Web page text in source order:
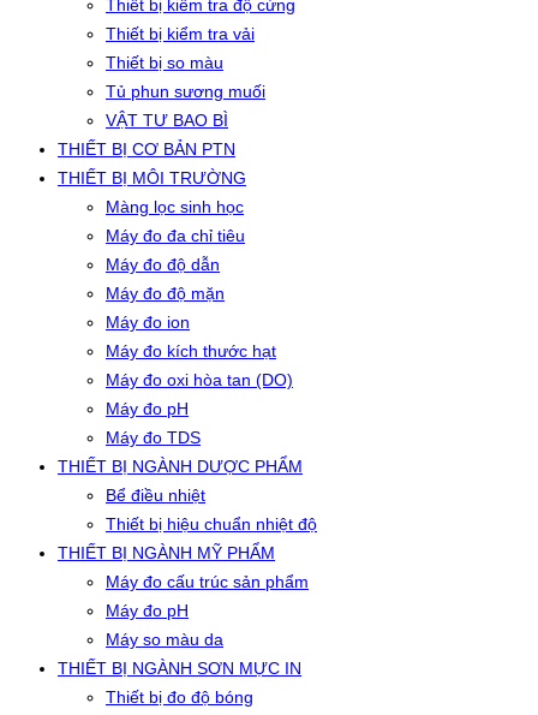
Thiết bị kiểm tra độ cứng
Thiết bị kiểm tra vải
Thiết bị so màu
Tủ phun sương muối
VẬT TƯ BAO BÌ
THIẾT BỊ CƠ BẢN PTN
THIẾT BỊ MÔI TRƯỜNG
Màng lọc sinh học
Máy đo đa chỉ tiêu
Máy đo độ dẫn
Máy đo độ mặn
Máy đo ion
Máy đo kích thước hạt
Máy đo oxi hòa tan (DO)
Máy đo pH
Máy đo TDS
THIẾT BỊ NGÀNH DƯỢC PHẨM
Bể điều nhiệt
Thiết bị hiệu chuẩn nhiệt độ
THIẾT BỊ NGÀNH MỸ PHẨM
Máy đo cấu trúc sản phẩm
Máy đo pH
Máy so màu da
THIẾT BỊ NGÀNH SƠN MỰC IN
Thiết bị đo độ bóng